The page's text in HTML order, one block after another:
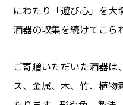
にわたり「遊び心」を大
酒器の収集を続けてこら
ご寄贈いただいた酒器は
ス、金属、木、竹、植物